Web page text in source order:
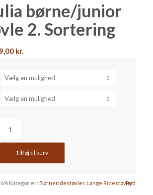
børne/junior
2. Sortering
kr..
kr.
399,00 kr..
Ryd
Tilføj til kurv
N/A Kategorier: Børneridestøvler, Lange Ridestøvler